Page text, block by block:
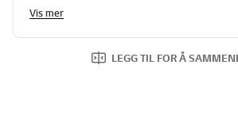
Vis mer
LEGG TIL FOR Å